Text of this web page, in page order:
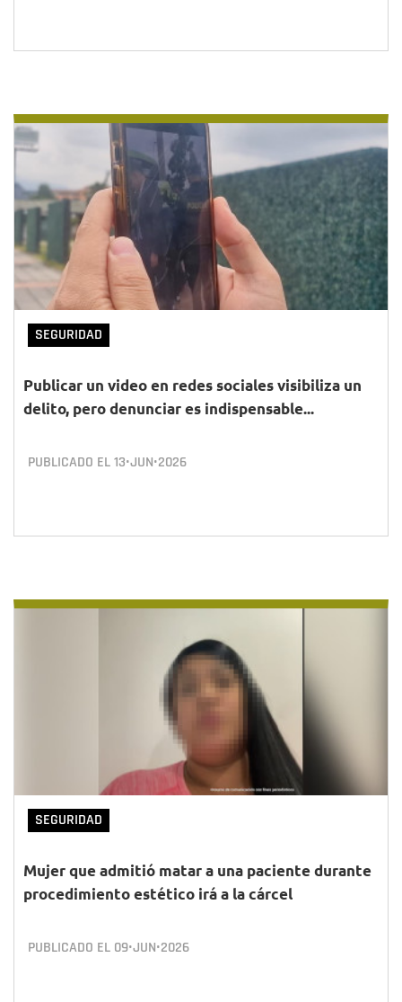
SEGURIDAD
Publicar un video en redes sociales visibiliza un
delito, pero denunciar es indispensable...
PUBLICADO EL13•JUN•2026
SEGURIDAD
Mujer que admitió matar a una paciente durante
procedimiento estético irá a la cárcel
PUBLICADO EL 09•JUN•2026